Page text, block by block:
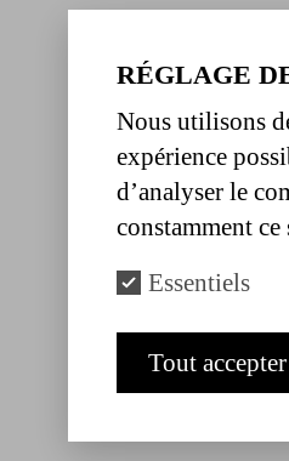
RÉGLAGE
Nous utilisons
expérience
d’analyser le
constamment ce
Essentiels
Tout accepter